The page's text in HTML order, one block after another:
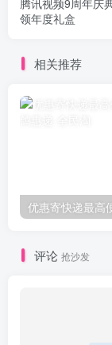
领年度礼盒
相关推荐
评论 抢沙发